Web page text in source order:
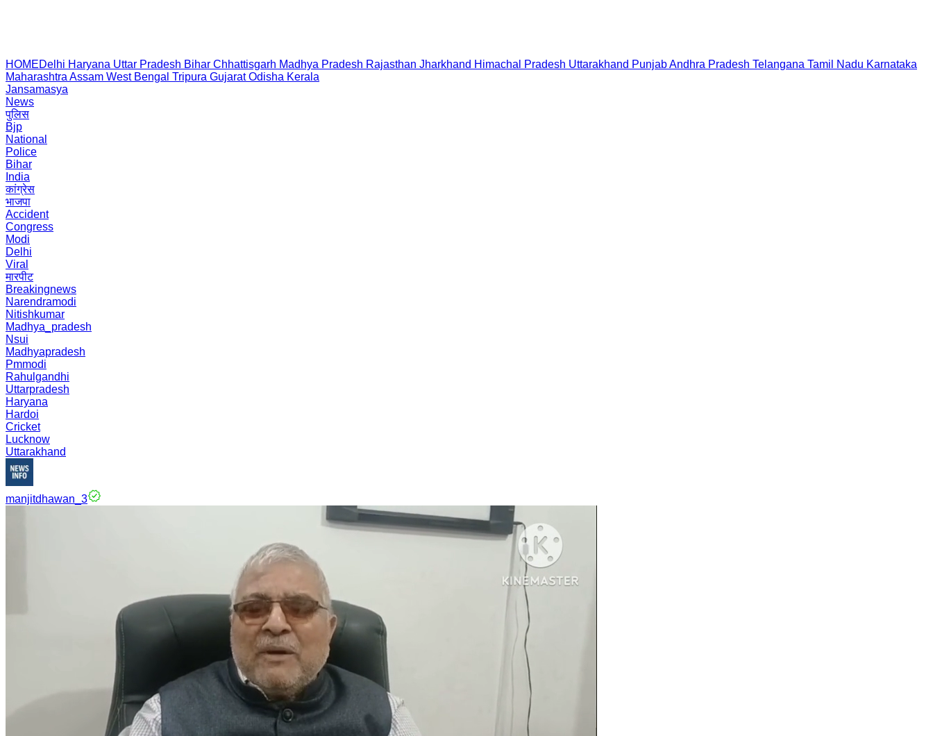
HOMEDelhi Haryana Uttar Pradesh Bihar Chhattisgarh Madhya Pradesh Rajasthan Jharkhand Himachal Pradesh Uttarakhand PunjabAndhra Pradesh Telangana Tamil Nadu Karnataka
Maharashtra Assam West Bengal Tripura Gujarat Odisha Kerala
Jansamasya
News
पुलिस
Bjp
National
Police
Bihar
India
कांग्रेस
भाजपा
Accident
Congress
Modi
Delhi
Viral
मारपीट
Breakingnews
Narendramodi
Nitishkumar
Madhya_pradesh
Nsui
Madhyapradesh
Pmmodi
Rahulgandhi
Uttarpradesh
Haryana
Hardoi
Cricket
Lucknow
Uttarakhand
manjitdhawan_3